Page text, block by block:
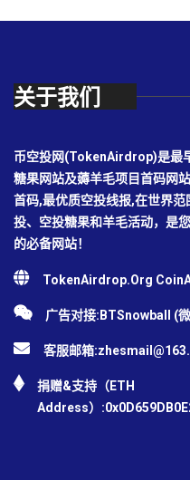
关于我们
币空投网(TokenAirdrop)是最
糖果网站及薅羊毛项目首码网
首码,最优质空投线报,在世界
投、空投糖果和羊毛活动，是
的必备网站！
TokenAirdrop.Org
广告对接:BTSnowball (
客服邮箱:
捐赠&支持（ETH
Address）